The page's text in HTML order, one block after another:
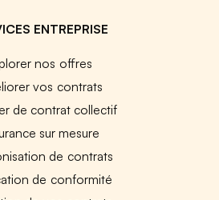
ENTREPRISE
nos offres
vos contrats
de contrat collectif
sur mesure
de contrats
de conformité